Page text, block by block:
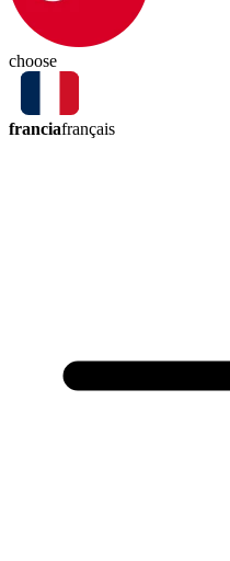
choose
franciafrançais